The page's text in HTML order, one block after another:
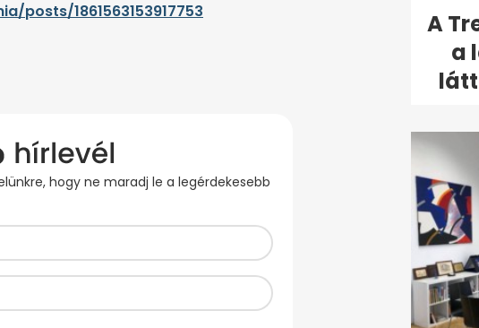
1861563153917753
hogy ne maradj le a legérdekesebb
A
a